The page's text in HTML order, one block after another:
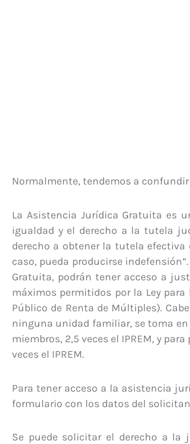
Normalmente, tendemos a
La Asistencia Jurídica Gratuita es
igualdad y el derecho a la tutela
derecho a obtener la tutela
caso, pueda producirse
Gratuita, podrán tener acceso a
máximos permitidos por la Ley
Público de Renta de Múltiples).
ninguna unidad familiar, se toma en
miembros, 2,5 veces el IPREM, y
veces el IPREM.
Para tener acceso a la asistencia
formulario con los datos del
Se puede solicitar el derecho a